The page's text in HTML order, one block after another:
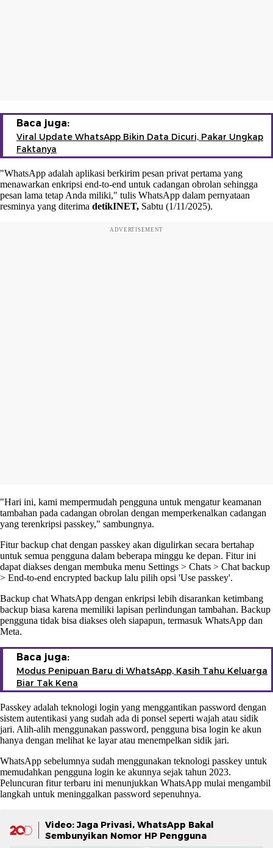
Baca juga:
Viral Update WhatsApp Bikin Data Dicuri, Pakar Ungkap
Faktanya
"WhatsApp adalah aplikasi berkirim pesan privat pertama yang
menawarkan enkripsi end-to-end untuk cadangan obrolan sehingga
pesan lama tetap Anda miliki," tulis WhatsApp dalam pernyataan
resminya yang diterima detikINET, Sabtu (1/11/2025).
ADVERTISEMENT
"Hari ini, kami mempermudah pengguna untuk mengatur keamanan
tambahan pada cadangan obrolan dengan memperkenalkan cadangan
yang terenkripsi passkey," sambungnya.
Fitur backup chat dengan passkey akan digulirkan secara bertahap
untuk semua pengguna dalam beberapa minggu ke depan. Fitur ini
dapat diakses dengan membuka menu Settings > Chats > Chat backup
> End-to-end encrypted backup lalu pilih opsi 'Use passkey'.
Backup chat WhatsApp dengan enkripsi lebih disarankan ketimbang
backup biasa karena memiliki lapisan perlindungan tambahan. Backup
pengguna tidak bisa diakses oleh siapapun, termasuk WhatsApp dan
Meta.
Baca juga:
Modus Penipuan Baru di WhatsApp, Kasih Tahu Keluarga
Biar Tak Kena
Passkey adalah teknologi login yang menggantikan password dengan
sistem autentikasi yang sudah ada di ponsel seperti wajah atau sidik
jari. Alih-alih menggunakan password, pengguna bisa login ke akun
hanya dengan melihat ke layar atau menempelkan sidik jari.
WhatsApp sebelumnya sudah menggunakan teknologi passkey untuk
memudahkan pengguna login ke akunnya sejak tahun 2023.
Peluncuran fitur terbaru ini menunjukkan WhatsApp mulai mengambil
langkah untuk meninggalkan password sepenuhnya.
Video: Jaga Privasi, WhatsApp Bakal
Sembunyikan Nomor HP Pengguna